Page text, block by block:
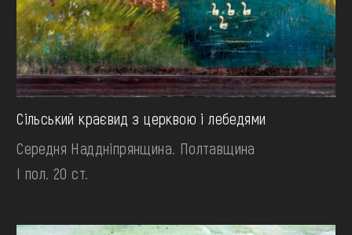
Сільський краєвид з церквою і лебедями
Середня Наддніпрянщина. Полтавщина
І пол. 20 ст.